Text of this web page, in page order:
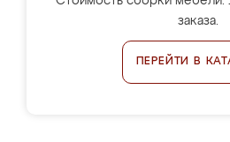
заказа.
ПЕРЕЙТИ В